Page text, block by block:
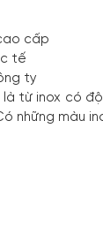
cấp
tế
ty
từ inox có
những màu